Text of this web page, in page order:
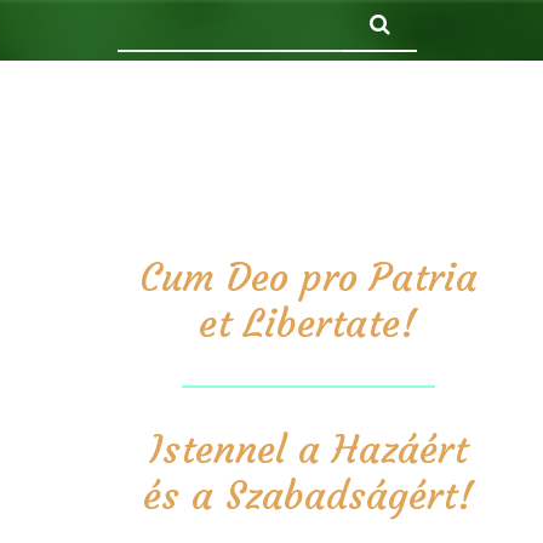
Cum Deo pro Patria
et Libertate!
Istennel a Hazáért
és a Szabadságért!